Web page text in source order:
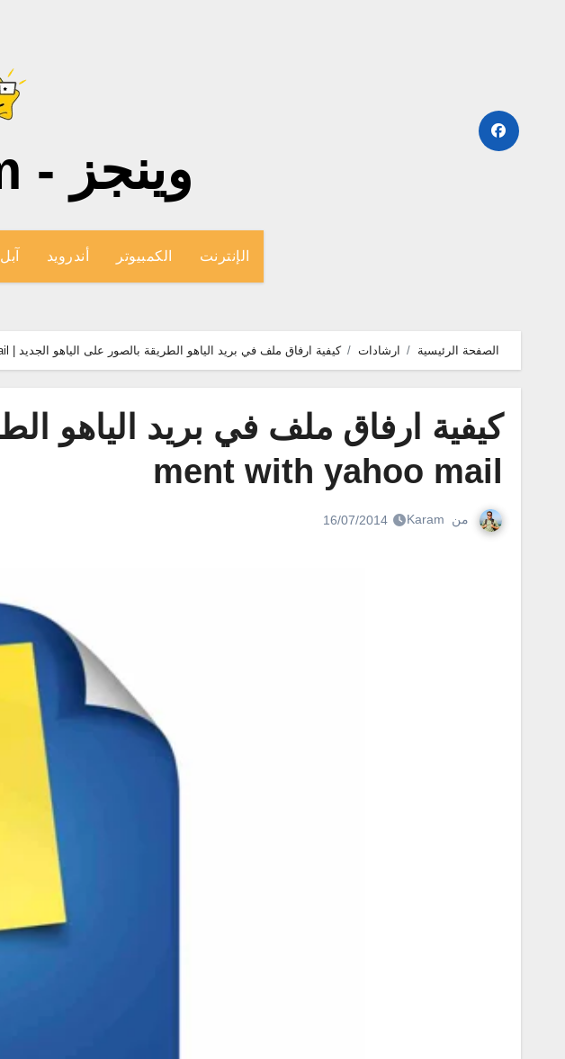
وينجز - wingiz.com
الإنترنت الكمبيوتر أندرويد آبل IOS
الصفحة الرئيسية ارشادات كيفية ارفاق ملف في بريد الياهو الطريقة بالصور على الياهو الجديد | attachment with yahoo mail
ment with yahoo mail
من Karam
16/07/2014